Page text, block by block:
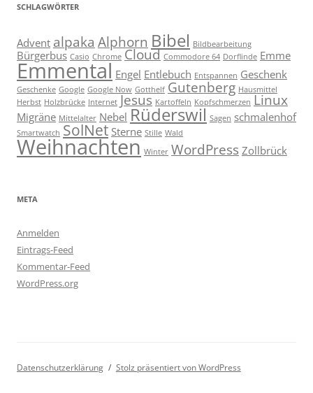
SCHLAGWÖRTER
Advent alpaka Alphorn Bibel Bildbearbeitung
Bürgerbus Casio Chrome Cloud Commodore 64 Dorflinde Emme
Emmental Engel Entlebuch Entspannen Geschenk
Geschenke Google Google Now Gotthelf Gutenberg Hausmittel
Herbst Holzbrücke Internet Jesus Kartoffeln Kopfschmerzen Linux
Migräne Mittelalter Nebel Rüderswil Sagen schmalenhof
Smartwatch SolNet Sterne Stille Wald
Weihnachten Winter WordPress Zollbrück
META
Anmelden
Eintrags-Feed
Kommentar-Feed
WordPress.org
Datenschutzerklärung Stolz präsentiert von WordPress